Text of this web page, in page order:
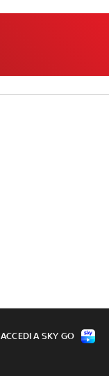
ACCEDI A SKY GO